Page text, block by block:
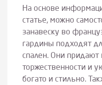
На основе
статье, можно
занавеску во
гардины подходят
спален. Они придают
торжественности и
богато и стильно.